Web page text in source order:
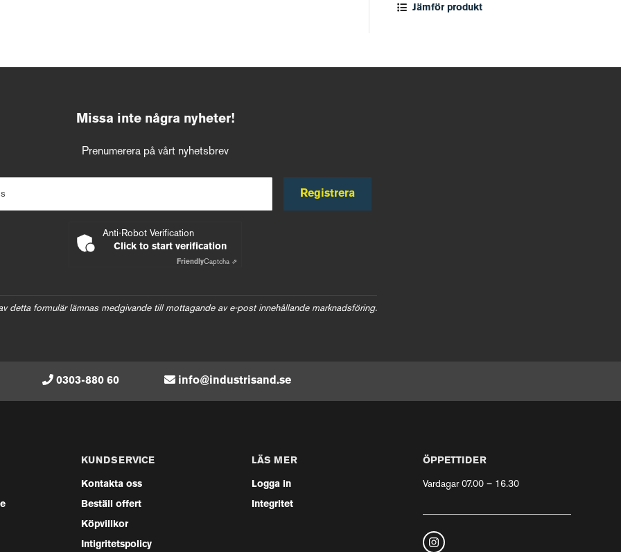
Jämför produkt
Missa inte några nyheter!
Prenumerera på vårt nyhetsbrev
Registrera
Anti-Robot Verification
Click to start verification
FriendlyCaptcha ⇗
detta formulär lämnas medgivande till mottagande av e-post innehållande marknadsföring.
0303-880 60 info@industrisand.se
KUNDSERVICE
Kontakta oss
Beställ offert
Köpvillkor
Intigritetspolicy
LÄS MER
Logga in
Integritet
ÖPPETTIDER
Vardagar 07.00 – 16.30